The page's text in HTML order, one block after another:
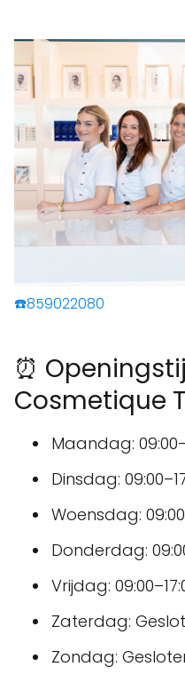
☎️859022080
⏰
Cosmetique
Maandag:
Dinsdag:
Woensdag:
Donderdag:
Vrijdag:
Zaterdag:
Zondag: